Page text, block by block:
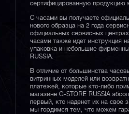
сертифицированную продукцию
С часами вы получаете
нового образца на 2 года
официальных сервисных
часами также идет инструкция
упаковка и небольшие
RUSSIA.
В отличие от большинства
витринных моделей или
платежей, которые кто-либо
магазине G-STORE RUSSIA
первый, кто наденет их на свое
мы гордимся тем, что можем